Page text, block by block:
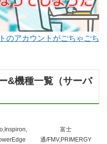
のアカウントがごちゃごち
&機種一覧（サーバ
富士
通/FMV,PRIMERGY